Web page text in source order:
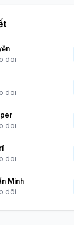
dõi
dõi
dõi
dõi
Minh
dõi